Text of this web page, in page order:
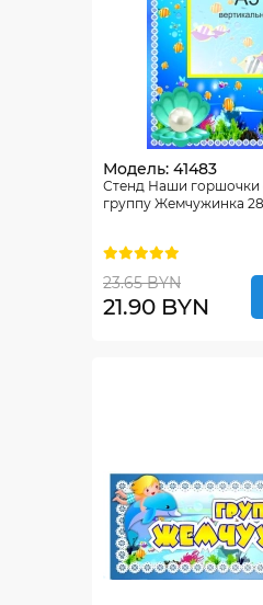
Модель: 41483
Стенд Наши горшочки
группу Жемчужинка
23.65 BYN
21.90 BYN